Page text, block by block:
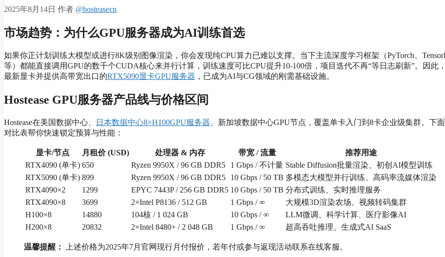
2025年8月14日 作者 @hosteasecn
市场趋势：为什么GPU服务器成为AI训练首选
如果你正计划训练大模型或进行8K级别图像渲染，你会发现纯CPU算力已难以支撑。当下主流深度学习框架（PyTorch、
等）都能直接调用GPU的数千个CUDA核心来并行计算，训练速度可比CPU提升10-100倍，项目迭代不再“等日志刷新”。因此
最新显卡并提供高带宽出口的RTX5090显卡GPU服务器 ，已成为AI与CG领域的刚需基础设施。
Hostease GPU服务器产品线与价格区间
Hostease在美国数据中心、 日本数据中心8×H100GPU服务器 、新加坡数据中心GPU节点，覆盖单卡入门到8卡企业级集群。下
对比表帮你快速锁定预算与性能：
显卡/节点 月租价 (USD) 处理器 & 内存 带宽 / 流量
推荐用途
RTX4090 (单卡) 650 Ryzen 9950X / 96 GB DDR5 1 Gbps / 不计量 Stable Diffusion批量渲染、初创AI模型训练
RTX5090 (单卡) 899 Ryzen 9950X / 96 GB DDR5 10 Gbps / 50 TB 多模态大模型并行训练、高码率流媒体渲染
RTX4090×2
1299 EPYC 7443P / 256 GB DDR5 10 Gbps / 50 TB 分布式训练、实时推理服务
RTX4090×8
3699 2×Intel P8136 / 512 GB 1 Gbps / ∞
大规模3D渲染农场、视频转码集群
H100×8
14880 104核 / 1 024 GB 10 Gbps / ∞
LLM微调、科学计算、医疗影像AI
H200×8
20832 2×Intel 8480+ / 2 048 GB 1 Gbps / ∞ 超高吞吐推理、生成式AI SaaS
温馨提醒： 上述价格为2025年7月官网现行月付报价，若年付或参与返现活动联系在线客服。